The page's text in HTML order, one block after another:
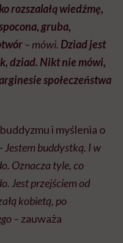
rozszalałą wiedźmę,
gruba,
– mówi. Dziad jest
dziad. Nikt nie mówi,
społeczeństwa
i myślenia o
Jestem buddystką. I w
Oznacza tyle, co
Jest przejściem od
kobietą, po
– zauważa